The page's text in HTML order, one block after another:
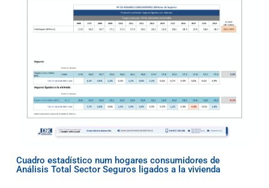
Cuadro estadístico num hogares consumidores de
Análisis Total Sector Seguros ligados a la vivienda